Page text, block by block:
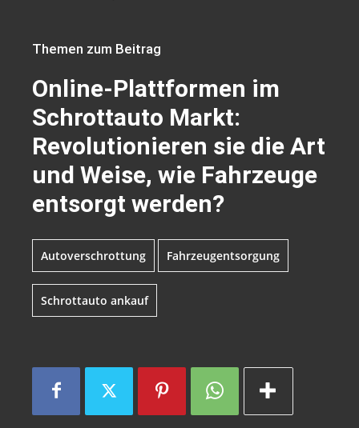
Themen zum Beitrag
Online-Plattformen im
Schrottauto Markt:
Revolutionieren sie die Art
und Weise, wie Fahrzeuge
entsorgt werden?
Autoverschrottung Fahrzeugentsorgung
Schrottauto ankauf